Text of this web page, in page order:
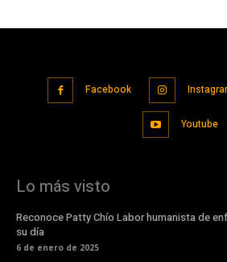
Facebook
Youtube
Lo más visto
Reconoce Patty Chío Labor humanista de
su día
6 de enero de 2025